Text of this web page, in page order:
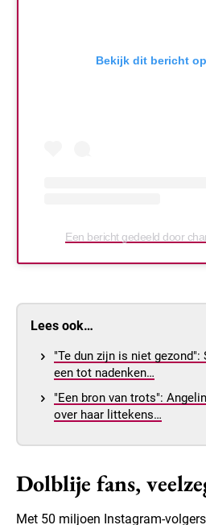
Bekijk dit bericht
Een bericht gedeeld door
Lees ook…
"Te dun zijn is niet gezond":
een tot nadenken…
"Een bron van trots":
over haar littekens…
Dolblije fans,
Met 50 miljoen Instagram-